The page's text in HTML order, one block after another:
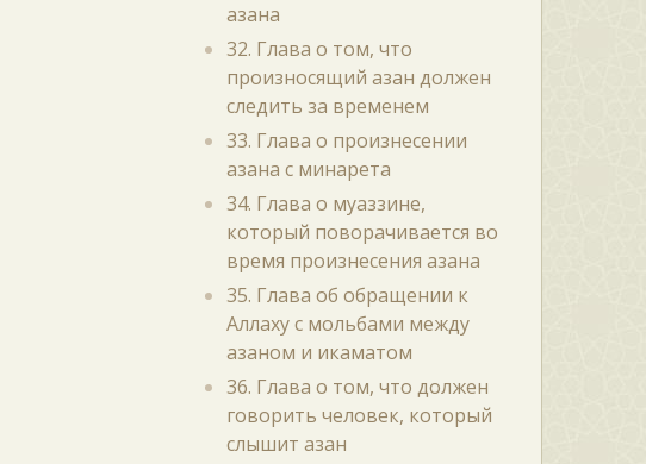
азана
32. Глава о том, что
произносящий азан должен
следить за временем
33. Глава о произнесении
азана с минарета
34. Глава о муаззине,
который поворачивается во
время произнесения азана
35. Глава об обращении к
Аллаху с мольбами между
азаном и икаматом
36. Глава о том, что должен
говорить человек, который
слышит азан